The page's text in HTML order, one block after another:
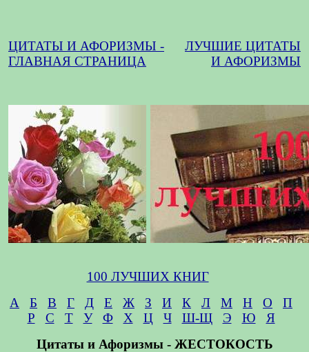
ЦИТАТЫ И АФОРИЗМЫ -
ГЛАВНАЯ СТРАНИЦА
ЛУЧШИЕ ЦИТАТЫ
И АФОРИЗМЫ
100 ЛУЧШИХ КНИГ
А
Б В Г Д Е Ж З И К Л М Н О
П
Р
С Т У Ф Х Ц Ч Ш-Щ Э Ю
Я
Цитаты и Афоризмы - ЖЕСТОКОСТЬ